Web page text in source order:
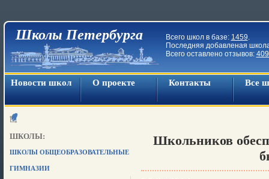
Школы Петербурга Всего школ в базе: 1459.
Последняя добавленая
Всего оставлено отзывов:
Новости школ О проекте Контакты Все
ШКОЛЫ:
ШКОЛЫ ОБЩЕОБРАЗОВАТЕЛЬНЫЕ
ГИМНАЗИИ
Школьников